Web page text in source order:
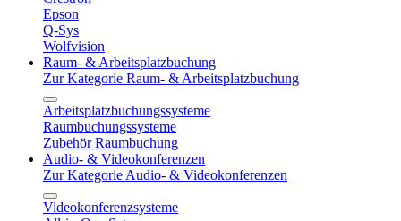
Epson
Q-Sys
Wolfvision
Raum- & Arbeitsplatzbuchung
Zur Kategorie Raum- & Arbeitsplatzbuchung
Arbeitsplatzbuchungssysteme
Raumbuchungssysteme
Zubehör Raumbuchung
Audio- & Videokonferenzen
Zur Kategorie Audio- & Videokonferenzen
Videokonferenzsysteme